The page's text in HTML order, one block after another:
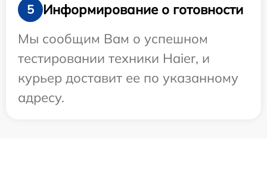
5
Информирование о готовности
Мы сообщим Вам о успешном
тестировании техники Haier, и
курьер доставит ее по указанному
адресу.